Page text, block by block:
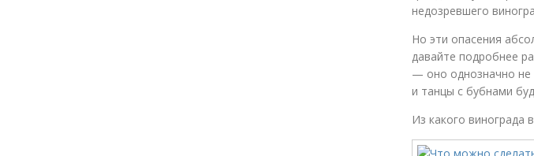
недозревшего
Но эти опасения
давайте подробнее
— оно однозначно не
и танцы с бубнами
Из какого винограда